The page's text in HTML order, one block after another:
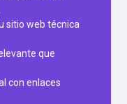
sitio web técnica
que
con enlaces